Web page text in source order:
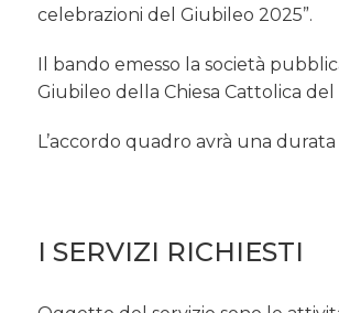
celebrazioni del Giubileo 2025”.
Il bando emesso la società
Giubileo della Chiesa Cattolica
L’accordo quadro avrà una
I SERVIZI RICHIESTI